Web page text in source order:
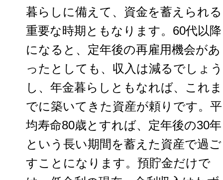
暮らしに備えて、資金を蓄えられる
重要な時期ともなります。60代以降
になると、定年後の再雇用機会があ
ったとしても、収入は減るでしょう
し、年金暮らしともなれば、これま
でに築いてきた資産が頼りです。平
均寿命80歳とすれば、定年後の30年
という長い期間を蓄えた資産で過ご
すことになります。預貯金だけで